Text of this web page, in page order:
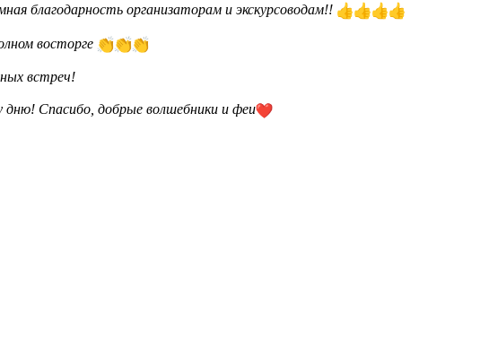
благодарность организаторам и экскурсоводам!!
восторге
встреч!
дню! Спасибо, добрые волшебники и феи